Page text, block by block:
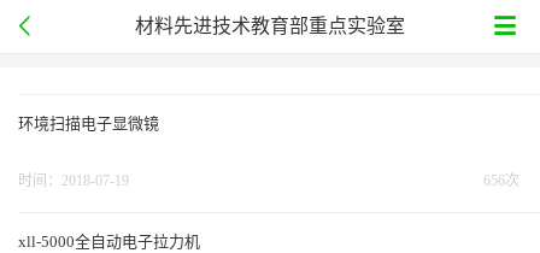
材料先进技术教育部重点实验室
环境扫描电子显微镜
656次
时间：2018-07-19
xll-5000全自动电子拉力机